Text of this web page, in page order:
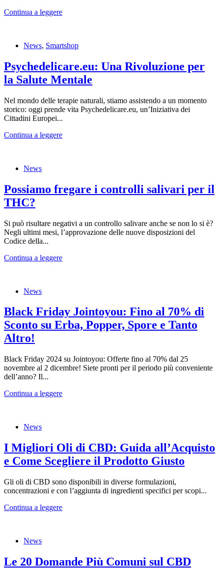
Continua a leggere
News, Smartshop
Psychedelicare.eu: Una Rivoluzione per
la Salute Mentale
Nel mondo delle terapie naturali, stiamo assistendo a un momento
storico: oggi prende vita Psychedelicare.eu, un’Iniziativa dei
Cittadini Europei...
Continua a leggere
News
Possiamo fregare i controlli salivari per il
THC?
Si può risultare negativi a un controllo salivare anche se non lo si è?
Negli ultimi mesi, l’approvazione delle nuove disposizioni del
Codice della...
Continua a leggere
News
Black Friday Jointoyou: Fino al 70% di
Sconto su Erba, Popper, Spore e Tanto
Altro!
Black Friday 2024 su Jointoyou: Offerte fino al 70% dal 25
novembre al 2 dicembre! Siete pronti per il periodo più conveniente
dell’anno? Il...
Continua a leggere
News
I Migliori Oli di CBD: Guida all’Acquisto
e Come Scegliere il Prodotto Giusto
Gli oli di CBD sono disponibili in diverse formulazioni,
concentrazioni e con l’aggiunta di ingredienti specifici per scopi...
Continua a leggere
News
Le 20 Domande Più Comuni sul CBD